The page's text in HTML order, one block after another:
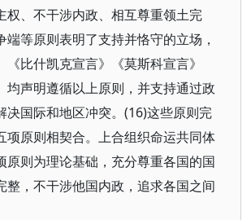
权、不干涉内政、相互尊重领土完
端等原则表明了支持并恪守的立场，
《比什凯克宣言》《莫斯科宣言》
均声明遵循以上原则，并支持通过政
决国际和地区冲突。(16)这些原则完
项原则相契合。上合组织命运共同体
原则为理论基础，充分尊重各国的国
整，不干涉他国内政，追求各国之间